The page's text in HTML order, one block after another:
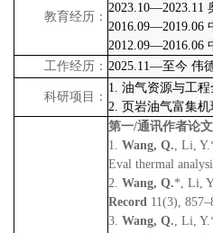
教育经历：
2023.10—2023.11
2016.09—2019.06
2012.09—2016.06
工作经历： 2025.11—至今 伟
科研项目：
1. 油气资源与工程
2. 页岩油气富集
第一/通讯作者论文
1. Wang, Q., Li,
Eval thermal
2. Wang, Q.*, Li,
Record 11(3),
3. Wang, Q., Li,